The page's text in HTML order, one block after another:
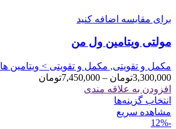
برای مقایسه اضافه کنید
مولتی ویتامین ول من
مکمل و تقویتی, مکمل و تقویتی > ویتامین ها
3,300,000تومان –
7,450,000تومان
افزودن به علاقه مندی
انتخاب گزینه‌ها
مشاهده سریع
-12%